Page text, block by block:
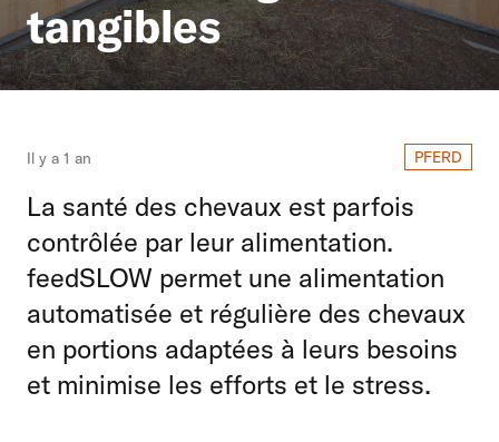
tangibles
La santé des chevaux est parfois
contrôlée par leur alimentation.
feedSLOW permet une alimentation
automatisée et régulière des chevaux
en portions adaptées à leurs besoins
et minimise les efforts et le stress.
PFERD
Il y a 1 an